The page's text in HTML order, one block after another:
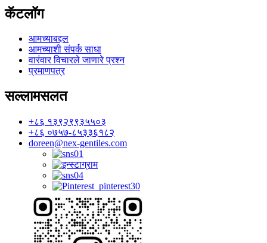
कॅटलॉग
आमच्याबद्दल
आमच्याशी संपर्क साधा
वारंवार विचारले जाणारे प्रश्न
प्रमाणपत्र
सल्लामसलत
+८६ १३९२९९३५५०३
+८६ ०७५७-८५३३६१८२
doreen@nex-gentiles.com